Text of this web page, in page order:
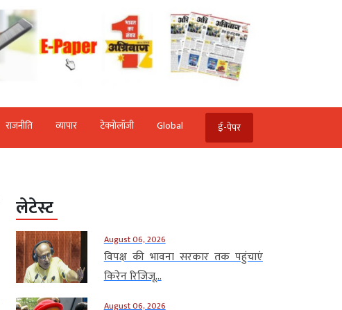
राजनीति व्‍यापार टेक्‍नोलॉजी Global ई-पेपर
लेटेस्ट
August 06, 2026
विपक्ष की भावना सरकार तक पहुंचाएं
किरेन रिजिजू...
August 06, 2026